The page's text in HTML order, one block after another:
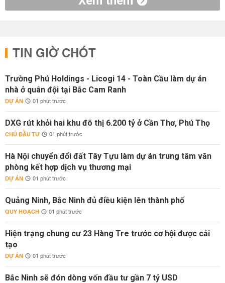
TIN GIỜ CHÓT
Trường Phú Holdings - Licogi 14 - Toàn Cầu làm dự án
nhà ở quân đội tại Bắc Cam Ranh
DỰ ÁN 01 phút trước
DXG rút khỏi hai khu đô thị 6.200 tỷ ở Cần Thơ, Phú Thọ
CHỦ ĐẦU TƯ 01 phút trước
Hà Nội chuyển đổi đất Tây Tựu làm dự án trung tâm văn
phòng kết hợp dịch vụ thương mại
DỰ ÁN 01 phút trước
Quảng Ninh, Bắc Ninh đủ điều kiện lên thành phố
QUY HOẠCH 01 phút trước
Hiện trạng chung cư 23 Hàng Tre trước cơ hội được cải
tạo
DỰ ÁN 01 phút trước
Bắc Ninh sẽ đón dòng vốn đầu tư gần 7 tỷ USD